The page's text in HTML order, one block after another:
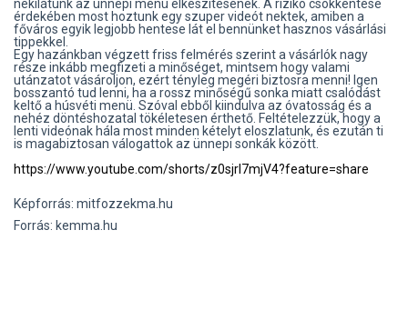
nekilátunk az ünnepi menü elkészítésének. A rizikó csökkentése
érdekében most hoztunk egy szuper videót nektek, amiben a
főváros egyik legjobb hentese lát el bennünket hasznos vásárlási
tippekkel.
Egy hazánkban végzett friss felmérés szerint a vásárlók nagy
része inkább megfizeti a minőséget, mintsem hogy valami
utánzatot vásároljon, ezért tényleg megéri biztosra menni! Igen
bosszantó tud lenni, ha a rossz minőségű sonka miatt csalódást
keltő a húsvéti menü. Szóval ebből kiindulva az óvatosság és a
nehéz döntéshozatal tökéletesen érthető. Feltételezzük, hogy a
lenti videónak hála most minden kételyt eloszlatunk, és ezután ti
is magabiztosan válogattok az ünnepi sonkák között.
https://www.youtube.com/shorts/z0sjrI7mjV4?feature=share
Képforrás: mitfozzekma.hu
Forrás: kemma.hu